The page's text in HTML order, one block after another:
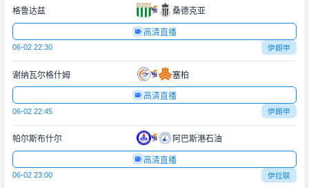
格鲁达兹 桑德克亚
高清直播
06-02 22:30 伊朗甲
谢纳瓦尔格什姆 塞柏
高清直播
06-02 22:45 伊朗甲
帕尔斯布什尔 阿巴斯港石油
高清直播
06-02 23:00 伊拉联